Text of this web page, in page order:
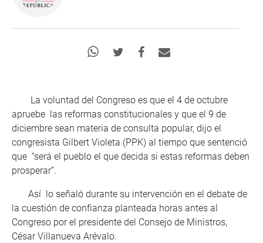
La voluntad del Congreso es que el 4 de octubre
apruebe las reformas constitucionales y que el 9 de
diciembre sean materia de consulta popular, dijo el
congresista Gilbert Violeta (PPK) al tiempo que sentenció
que “será el pueblo el que decida si estas reformas deben
prosperar”.
Así lo señaló durante su intervención en el debate de
la cuestión de confianza planteada horas antes al
Congreso por el presidente del Consejo de Ministros,
César Villanueva Arévalo.